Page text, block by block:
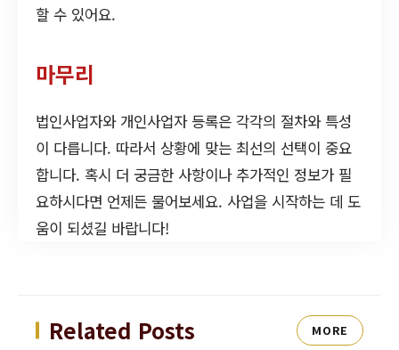
할 수 있어요.
마무리
법인사업자와 개인사업자 등록은 각각의 절차와 특성
이 다릅니다. 따라서 상황에 맞는 최선의 선택이 중요
합니다. 혹시 더 궁금한 사항이나 추가적인 정보가 필
요하시다면 언제든 물어보세요. 사업을 시작하는 데 도
움이 되셨길 바랍니다!
Related Posts MORE